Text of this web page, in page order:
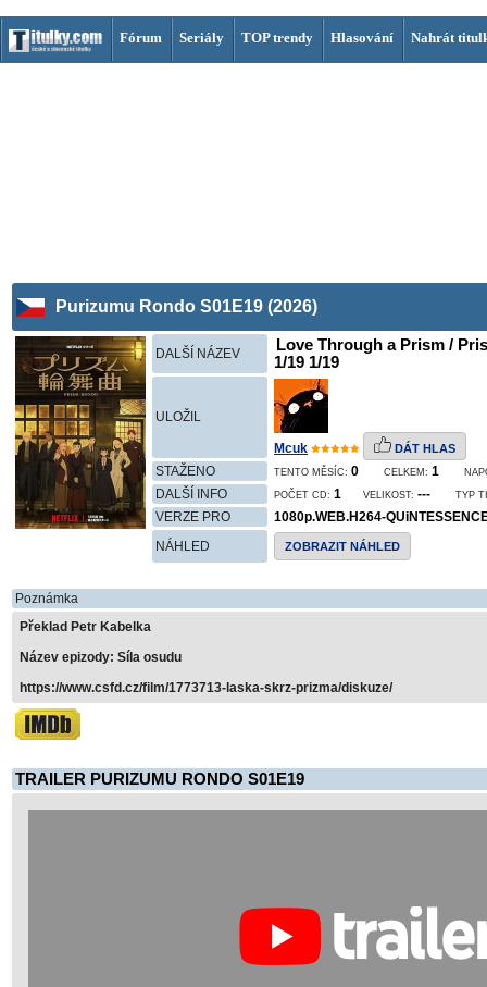
Fórum Seriály TOP trendy Hlasování Nahrát
Purizumu Rondo S01E19 (2026)
DALŠÍ NÁZEV
Love Through a Prism /
1/19 1/19
ULOŽIL
Mcuk DÁT HLAS
STAŽENO TENTO MĚSÍC: 0 CELKEM: 1
DALŠÍ INFO POČET CD: 1 VELIKOST: --- TYP
VERZE PRO
1080p.WEB.H264-
NÁHLED
ZOBRAZIT NÁHLED
Poznámka
Překlad Petr Kabelka
Název epizody: Síla osudu
https://www.csfd.cz/film/1773713-laska-skrz-prizma/diskuze/
TRAILER PURIZUMU RONDO S01E19